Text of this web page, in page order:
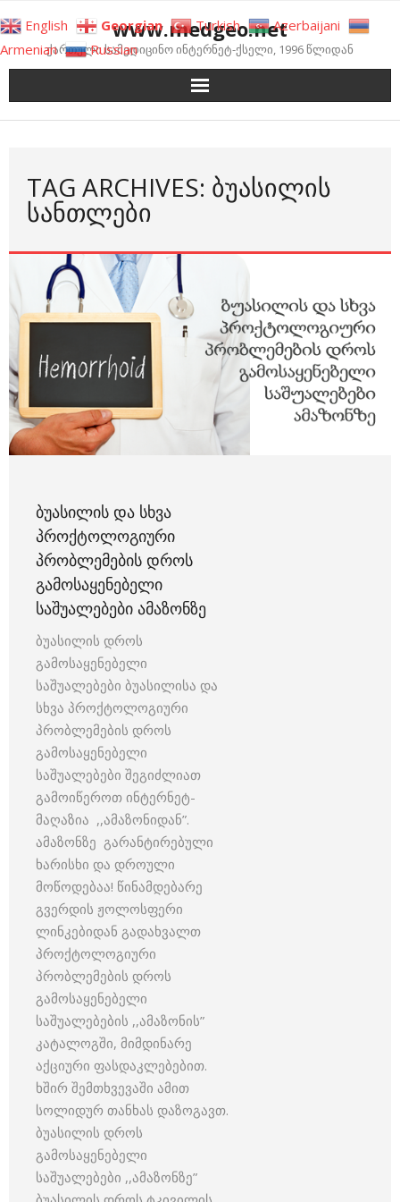
to
content
www.medgeo.net
ქართული სამედიცინო ინტერნეტ-ქსელი, 1996 წლიდან
TAG ARCHIVES: ᲑᲣᲐᲡᲘᲚᲘᲡ
ᲡᲐᲜᲗᲚᲔᲑᲘ
ᲑᲣᲐᲡᲘᲚᲘᲡ ᲓᲐ ᲡᲮᲕᲐ
ᲞᲠᲝᲥᲢᲝᲚᲝᲒᲘᲣᲠᲘ
ᲞᲠᲝᲑᲚᲔᲛᲔᲑᲘᲡ ᲓᲠᲝᲡ
ᲒᲐᲛᲝᲡᲐᲧᲔᲜᲔᲑᲔᲚᲘ
ᲡᲐᲨᲣᲐᲚᲔᲑᲔᲑᲘ ᲐᲛᲐᲖᲝᲜᲖᲔ
ბუასილის დროს
გამოსაყენებელი
საშუალებები ბუასილისა და
სხვა პროქტოლოგიური
პრობლემების დროს
გამოსაყენებელი
საშუალებები შეგიძლიათ
გამოიწეროთ ინტერნეტ-
მაღაზია ,,ამაზონიდან”.
ამაზონზე გარანტირებული
ხარისხი და დროული
მოწოდებაა! წინამდებარე
გვერდის ჟოლოსფერი
ლინკებიდან გადახვალთ
პროქტოლოგიური
პრობლემების დროს
გამოსაყენებელი
საშუალებების ,,ამაზონის”
კატალოგში, მიმდინარე
აქციური ფასდაკლებებით.
ხშირ შემთხვევაში ამით
სოლიდურ თანხას დაზოგავთ.
ბუასილის დროს
გამოსაყენებელი
საშუალებები ,,ამაზონზე”
English Georgian Turkish
Azerbaijani
Armenian
Russian